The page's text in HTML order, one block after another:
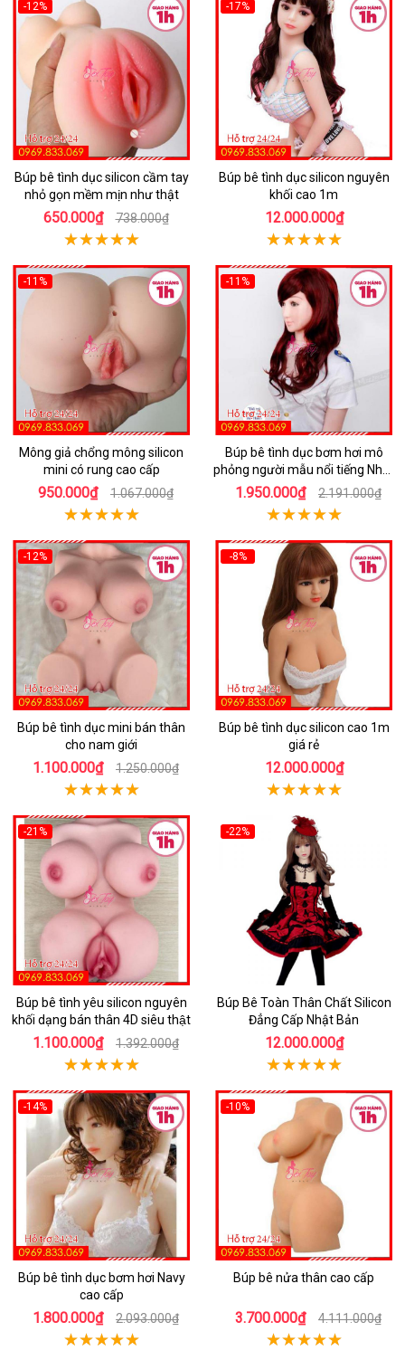
-12%
Búp bê tình dục silicon cầm tay
nhỏ gọn mềm mịn như thật
650.000₫ 738.000₫
-17%
Búp bê tình dục silicon nguyên
khối cao 1m
12.000.000₫
-11%
Mông giả chổng mông silicon
mini có rung cao cấp
950.000₫ 1.067.000₫
-11%
Búp bê tình dục bơm hơi mô
phỏng người mẫu nổi tiếng Nhật
Bản
1.950.000₫ 2.191.000₫
-12%
Búp bê tình dục mini bán thân
cho nam giới
1.100.000₫ 1.250.000₫
-8%
Búp bê tình dục silicon cao 1m
giá rẻ
12.000.000₫
-21%
Búp bê tình yêu silicon nguyên
khối dạng bán thân 4D siêu thật
1.100.000₫ 1.392.000₫
-22%
Búp Bê Toàn Thân Chất Silicon
Đẳng Cấp Nhật Bản
12.000.000₫
-14%
Búp bê tình dục bơm hơi Navy
cao cấp
1.800.000₫ 2.093.000₫
-10%
Búp bê nửa thân cao cấp
3.700.000₫ 4.111.000₫